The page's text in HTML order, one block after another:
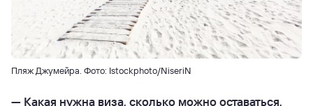
Пляж Джумейра. Фото: Istockphoto/NiseriN
— Какая нужна виза, сколько можно оставаться,